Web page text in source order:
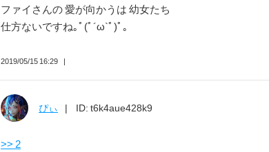
ファイさんの 愛が向かうは 幼女たち
仕方ないですね｡ﾟ(ﾟ´ω`ﾟ)ﾟ｡
2019/05/15 16:29
ぴぃ ID: t6k4aue428k9
>> 2